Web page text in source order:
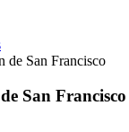
de San Francisco
San Francisco